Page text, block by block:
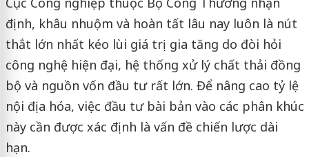
định, khâu nhuộm và hoàn tất lâu nay luôn là nút
thắt lớn nhất kéo lùi giá trị gia tăng do đòi hỏi
công nghệ hiện đại, hệ thống xử lý chất thải đồng
bộ và nguồn vốn đầu tư rất lớn. Để nâng cao tỷ lệ
nội địa hóa, việc đầu tư bài bản vào các phân khúc
này cần được xác định là vấn đề chiến lược dài
hạn.